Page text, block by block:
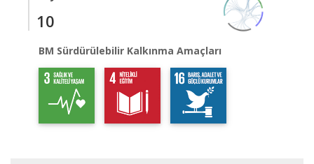
10
BM Sürdürülebilir Kalkınma Amaçları